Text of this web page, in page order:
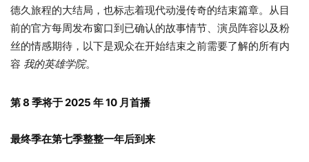
德久旅程的大结局，也标志着现代动漫传奇的结束篇章。从目
前的官方每周发布窗口到已确认的故事情节、演员阵容以及粉
丝的情感期待，以下是观众在开始结束之前需要了解的所有内
容 我的英雄学院。
第 8 季将于 2025 年 10 月首播
最终季在第七季整整一年后到来